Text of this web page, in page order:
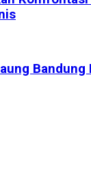
Bandung